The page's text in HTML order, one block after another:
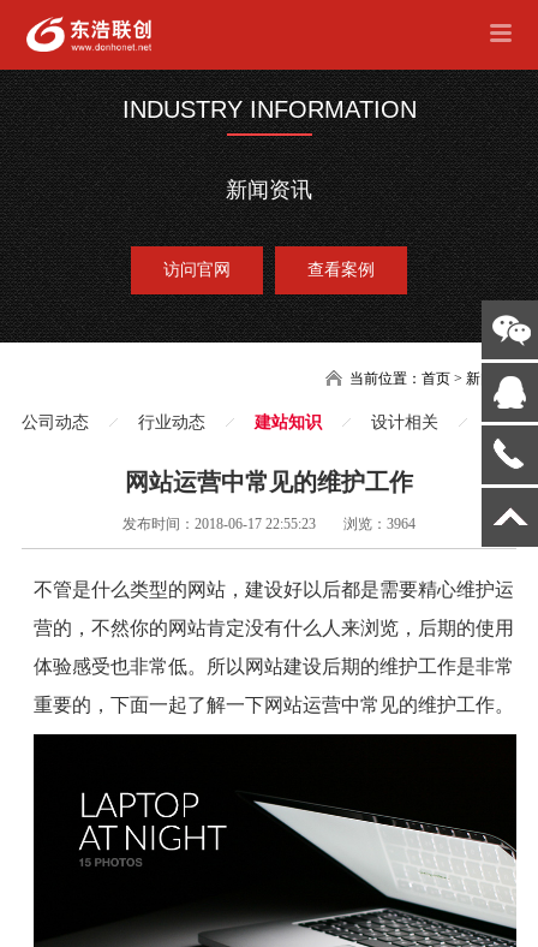
INDUSTRY INFORMATION
新闻资讯
访问官网 查看案例
当前位置：首页 >新闻
公司动态 行业动态 建站知识 设计相关
网站运营中常见的维护工作
发布时间：2018-06-17 22:55:23 浏览：3964
不管是什么类型的网站，建设好以后都是需要精心维护运
营的，不然你的网站肯定没有什么人来浏览，后期的使用
体验感受也非常低。所以网站建设后期的维护工作是非常
重要的，下面一起了解一下网站运营中常见的维护工作。